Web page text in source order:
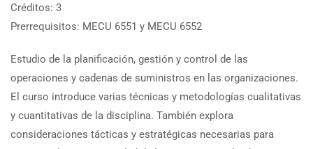
Créditos: 3
Prerrequisitos: MECU 6551 y MECU 6552
Estudio de la planificación, gestión y control de las
operaciones y cadenas de suministros en las organizaciones.
El curso introduce varias técnicas y metodologías cualitativas
y cuantitativas de la disciplina. También explora
consideraciones tácticas y estratégicas necesarias para